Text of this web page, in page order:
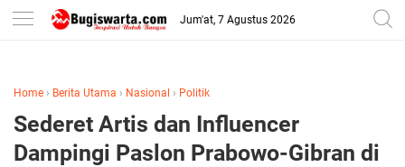
-->
Jum'at, 7 Agustus 2026
Home › Berita Utama › Nasional › Politik
Sederet Artis dan Influencer
Dampingi Paslon Prabowo-Gibran di